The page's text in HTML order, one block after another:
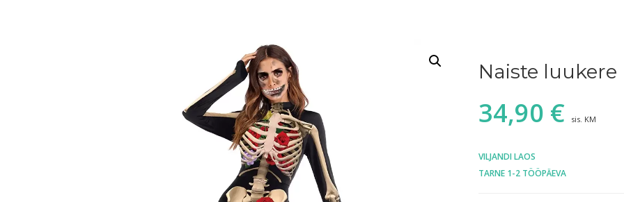
Naiste
34,90 € sis. KM
VILJANDI LAOS
TARNE 1-2 TÖÖPÄEVA